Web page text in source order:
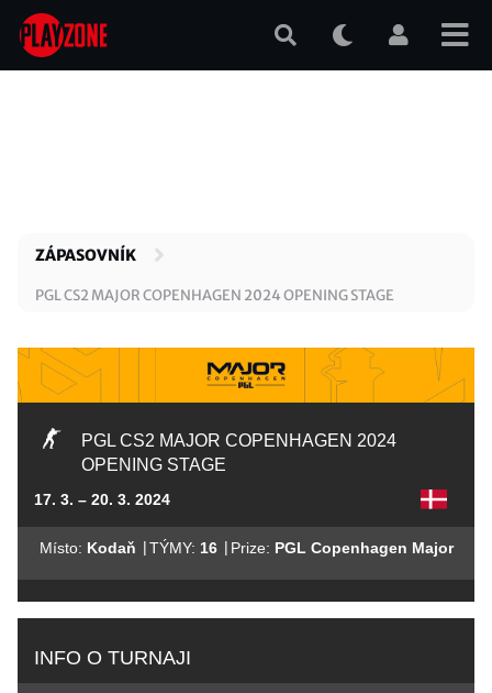
Přejít
hlavnímu
ZÁPASOVNÍK
PGL CS2 MAJOR COPENHAGEN 2024 OPENING STAGE
PGL CS2 MAJOR COPENHAGEN 2024
OPENING STAGE
17. 3. – 20. 3. 2024
Místo: Kodaň |TÝMY: 16 | Prize: PGL Copenhagen Major
INFO O TURNAJI